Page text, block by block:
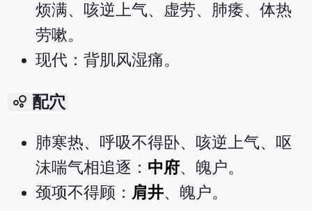
烦满、咳逆上气、虚劳、肺痿、体热
劳嗽。
现代：背肌风湿痛。
bubble_chart 配穴
肺寒热、呼吸不得卧、咳逆上气、呕
沫喘气相追逐： 中府、魄户。
颈项不得顾： 肩井、魄户。